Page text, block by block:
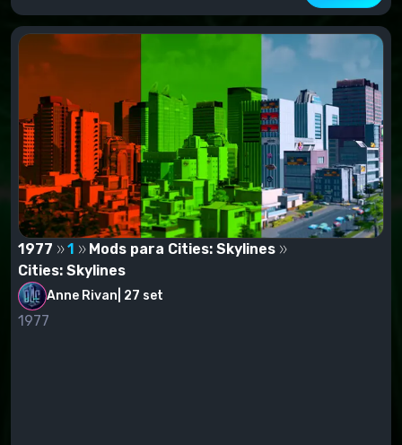
1977 1
Mods para Cities: Skylines
Cities: Skylines
Anne Rivan 27 set
1977